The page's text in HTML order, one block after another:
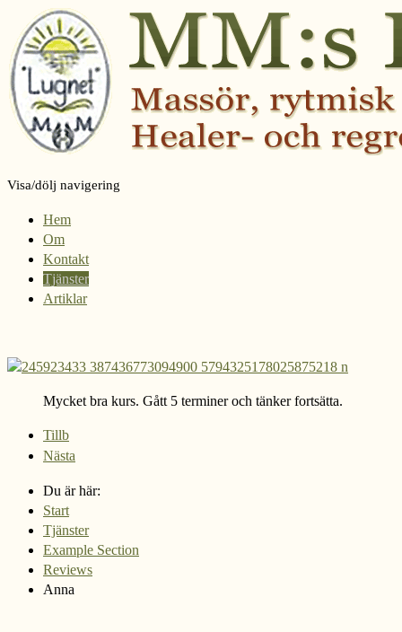
Visa/dölj navigering
Hem
Om
Kontakt
Tjänster
Artiklar
Mycket bra kurs. Gått 5 terminer och tänker fortsätta.
Tillb
Nästa
Du är här:
Start
Tjänster
Example Section
Reviews
Anna